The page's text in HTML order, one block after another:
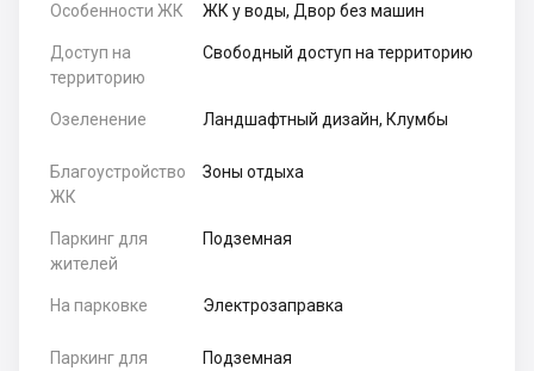
Особенности ЖК ЖК у воды, Двор без машин
Доступ на
территорию
Свободный доступ на территорию
Озеленение Ландшафтный дизайн, Клумбы
Благоустройство
ЖК
Зоны отдыха
Паркинг для
жителей
Подземная
На парковке Электрозаправка
Паркинг для
Подземная